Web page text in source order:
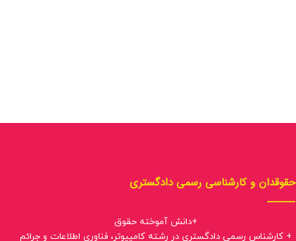
حقوقدان و کارشناسی رسمی دادگستری
+دانش آموخته حقوق
+ کارشناس رسمی دادگستری در رشته کامپیوتر، فناوری اطلاعات و جرائم